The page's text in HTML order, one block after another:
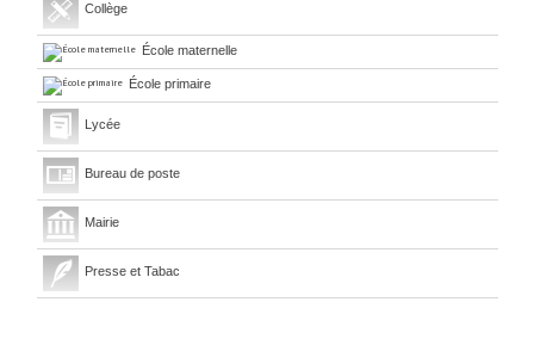
Collège
École maternelle
École primaire
Lycée
Bureau de poste
Mairie
Presse et Tabac